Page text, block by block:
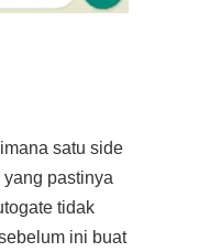
satu side
pastinya
tidak
ini buat